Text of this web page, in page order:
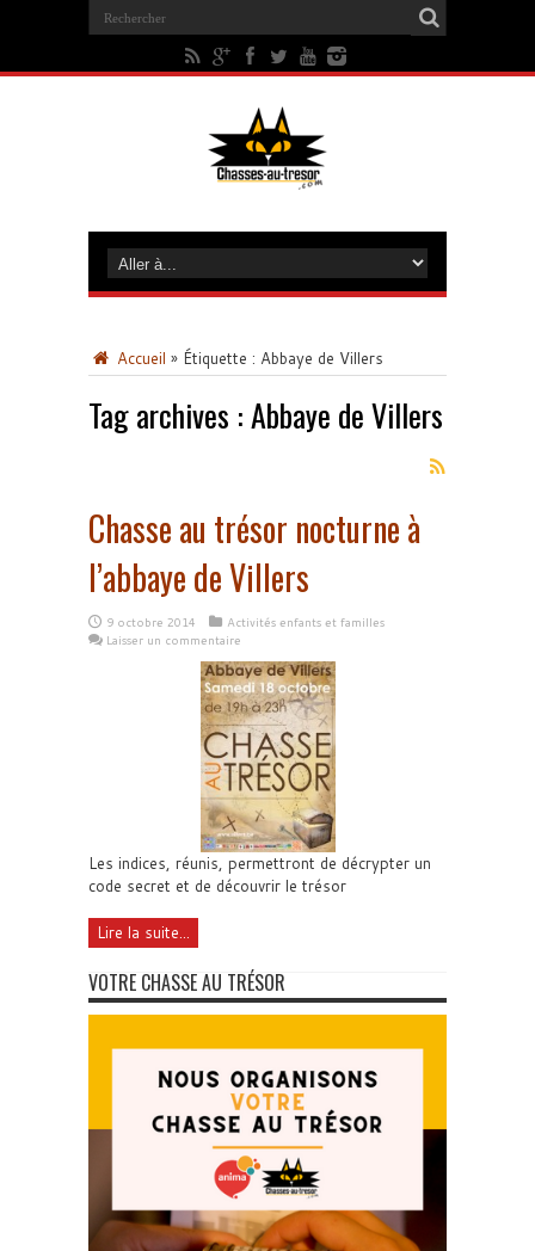
Accueil » Étiquette : Abbaye de Villers
Tag archives :Abbaye de Villers
Chasse au trésor nocturne à
l’abbaye de Villers
9 octobre 2014
Activités enfants et familles
Laisser un commentaire
Les indices, réunis, permettront de décrypter un
code secret et de découvrir le trésor
Lire la suite...
VOTRE CHASSE AU TRÉSOR